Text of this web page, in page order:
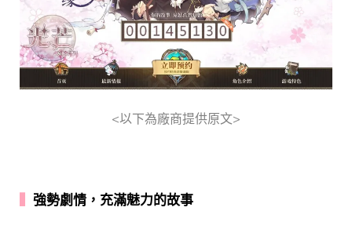
<以下為廠商提供原文>
強勢劇情，充滿魅力的故事